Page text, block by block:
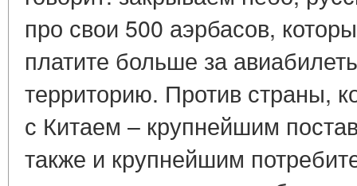
про свои 500 аэрбасов,
платите больше за
территорию. Против страны,
с Китаем – крупнейшим
также и крупнейшим